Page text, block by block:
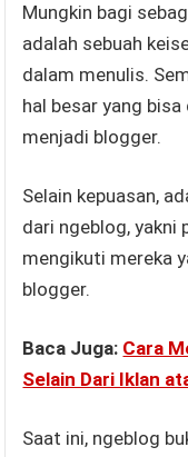
Mungkin bagi
adalah sebuah
dalam menulis.
hal besar yang
menjadi blogger.
Selain kepuasan,
dari ngeblog, yakni
mengikuti mereka
blogger.
Baca Juga: Cara
Selain Dari Iklan
Saat ini, ngeblog